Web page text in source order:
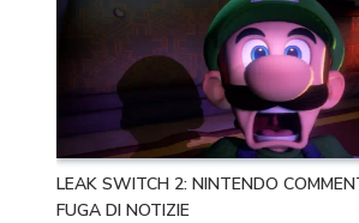
LEAK SWITCH 2: NINTENDO
FUGA DI NOTIZIE